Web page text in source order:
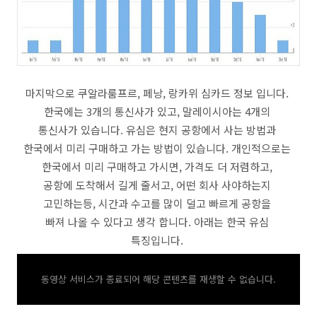
마지막으로 쿠알라룸프르, 페낭, 랑카위 심카드 정보 입니다.
한국에는 3개의 통신사가 있고, 말레이시아는 4개의
통신사가 있습니다. 유심은 현지 공항에서 사는 방법과
한국에서 미리 구매하고 가는 방법이 있습니다. 개인적으로는
한국에서 미리 구매하고 가시면, 가격도 더 저렴하고,
공항에 도착해서 길게 줄서고, 어떤 회사 사야하는지
고민하는등, 시간과 수고를 많이 덜고 빠르게 공항을
빠져 나올 수 있다고 생각 합니다. 아래는 한국 유심
특징입니다.
동영상 서비스가 종료되어 해당 콘텐츠를 재생할 수 없습니다.